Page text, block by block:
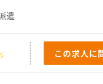
遣
この求人に